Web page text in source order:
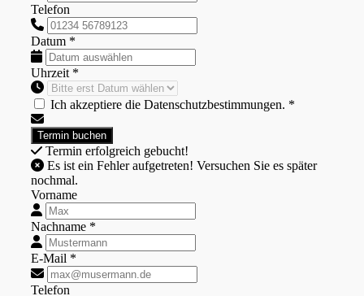
Telefon
Datum *
Uhrzeit *
Ich akzeptiere die Datenschutzbestimmungen. *
Termin erfolgreich gebucht!
nochmal.
Vorname
Nachname *
E-Mail *
Telefon